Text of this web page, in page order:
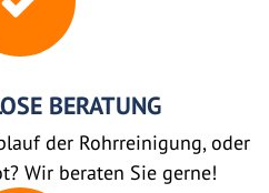
BERATUNG
der Rohrreinigung, oder
Wir beraten Sie gerne!